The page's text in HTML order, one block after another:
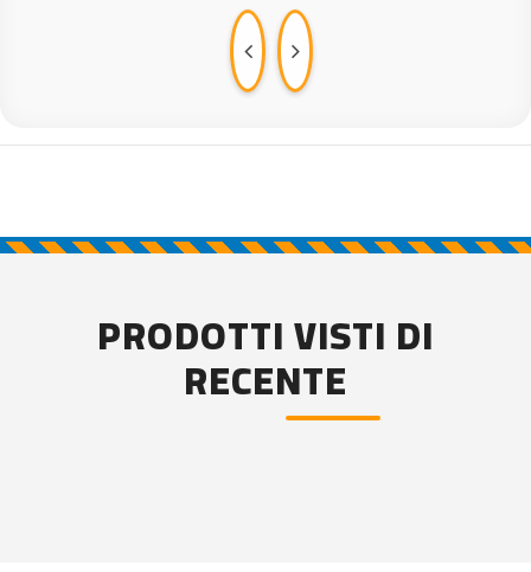
PRODOTTI VISTI DI
RECENTE